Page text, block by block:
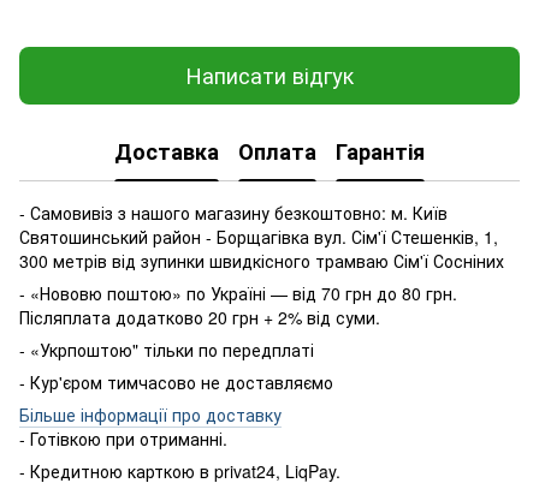
Написати відгук
Доставка Оплата Гарантія
- Самовивіз з нашого магазину безкоштовно: м. Київ
Святошинський район - Борщагівка вул. Сім'ї Стешенків, 1,
300 метрів від зупинки швидкісного трамваю Сім'ї Сосніних
- «Нововю поштою» по Україні — від 70 грн до 80 грн.
Післяплата додатково 20 грн + 2% від суми.
- «Укрпоштою" тільки по передплаті
- Кур'єром тимчасово не доставляємо
Більше інформації про доставку
- Готівкою при отриманні.
- Кредитною карткою в privat24, LiqPay.